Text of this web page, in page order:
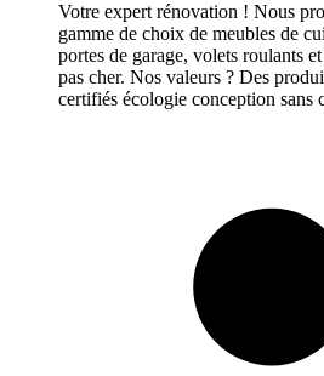
Votre expert rénovation ! Nous
gamme de choix de meubles de
portes de garage, volets roulants
pas cher. Nos valeurs ? Des
certifiés écologie conception sans